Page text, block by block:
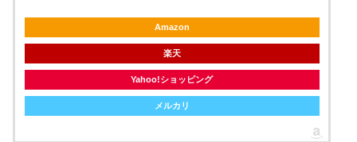
Amazon
楽天
Yahoo!ショッピング
メルカリ